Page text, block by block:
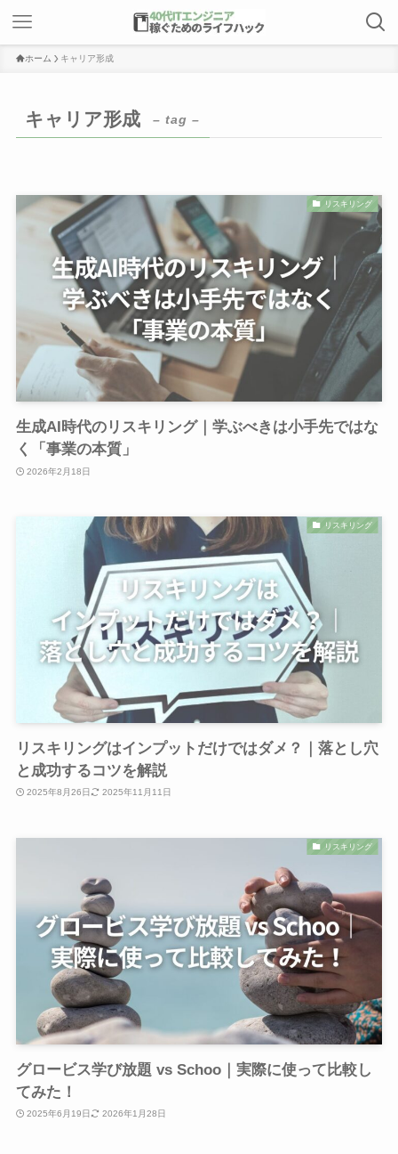
ホーム キャリア形成
キャリア形成 – tag –
リスキリング
生成AI時代のリスキリング｜学ぶべきは小手先ではな
く「事業の本質」
2026年2月18日
リスキリング
リスキリングはインプットだけではダメ？｜落とし穴
と成功するコツを解説
2025年8月26日 2025年11月11日
リスキリング
グロービス学び放題 vs Schoo｜実際に使って比較し
てみた！
2025年6月19日 2026年1月28日